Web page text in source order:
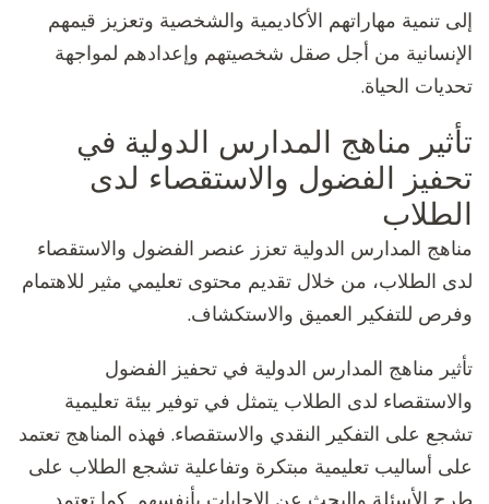
إلى تنمية مهاراتهم الأكاديمية والشخصية وتعزيز قيمهم
الإنسانية من أجل صقل شخصيتهم وإعدادهم لمواجهة
تحديات الحياة.
تأثير مناهج المدارس الدولية في
تحفيز الفضول والاستقصاء لدى
الطلاب
مناهج المدارس الدولية تعزز عنصر الفضول والاستقصاء
لدى الطلاب، من خلال تقديم محتوى تعليمي مثير للاهتمام
وفرص للتفكير العميق والاستكشاف.
تأثير مناهج المدارس الدولية في تحفيز الفضول
والاستقصاء لدى الطلاب يتمثل في توفير بيئة تعليمية
تشجع على التفكير النقدي والاستقصاء. فهذه المناهج تعتمد
على أساليب تعليمية مبتكرة وتفاعلية تشجع الطلاب على